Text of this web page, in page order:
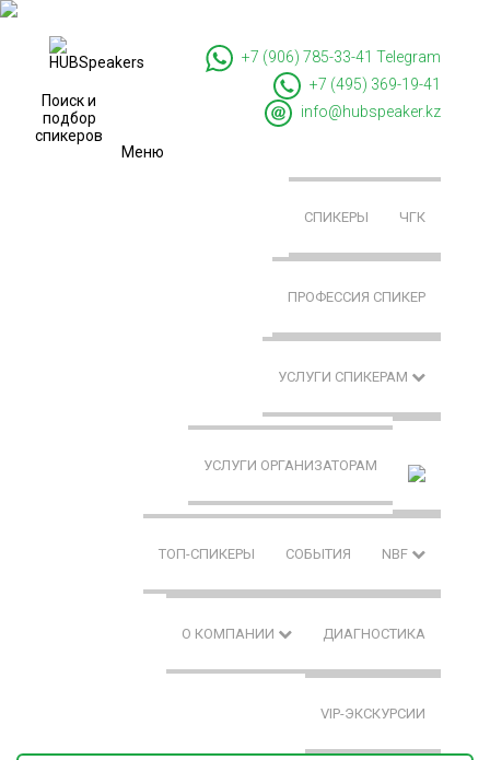
Поиск и
подбор
спикеров
+7 (906) 785-33-41 Telegram
+7 (495) 369-19-41
info@hubspeaker.kz
Меню
СПИКЕРЫ ЧГК
ПРОФЕССИЯ СПИКЕР
УСЛУГИ СПИКЕРАМ
УСЛУГИ ОРГАНИЗАТОРАМ
ТОП-СПИКЕРЫ СОБЫТИЯ NBF
О КОМПАНИИ ДИАГНОСТИКА
VIP-ЭКСКУРСИИ